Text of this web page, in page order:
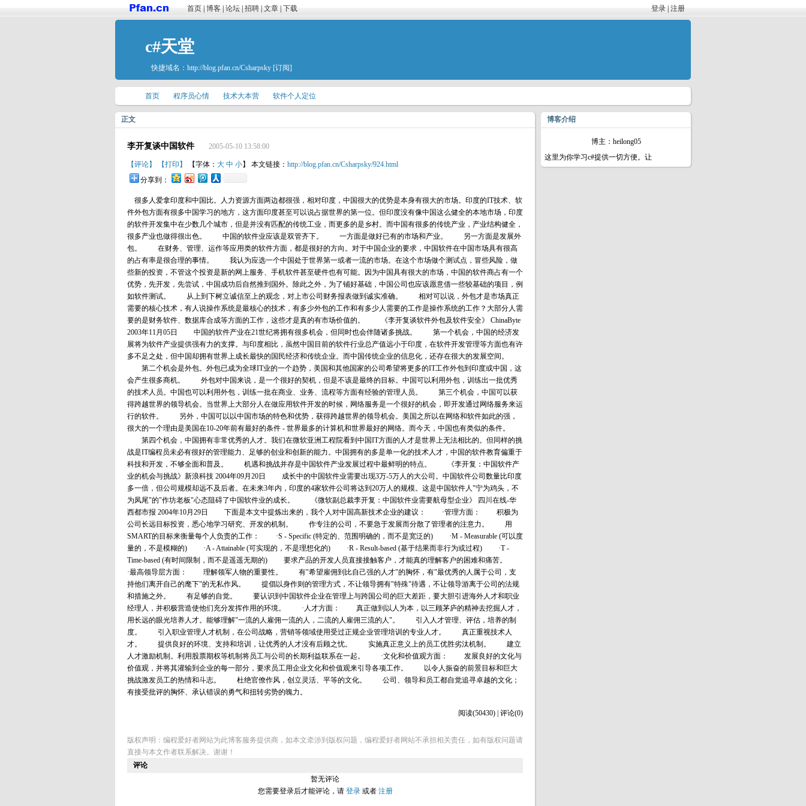
登录 注册
首页 博客 论坛 招聘 文章 下载
c#天堂
快捷域名： http://blog.pfan.cn/Csharpsky [订阅]
首页 程序员心情 技术大本营 软件个人定位
博客介绍
博主：heilong05
这里为你学习c#提供一切方便。让
正文
李开复谈中国软件 2005-05-10 13:58:00
【评论】 【打印】 【字体： 大 中 小】 本文链接： http://blog.pfan.cn/Csharpsky/924.html
分享到：
很多人爱拿印度和中国比。人力资源方面两边都很强，相对印度，中国很大的优势是本身有很大的市场。印度的IT技术、软
件外包方面有很多中国学习的地方，这方面印度甚至可以说占据世界的第一位。但印度没有像中国这么健全的本地市场，印度
的软件开发集中在少数几个城市，但是并没有匹配的传统工业，而更多的是乡村。而中国有很多的传统产业，产业结构健全，
很多产业也做得很出色。 中国的软件业应该是双管齐下。 一方面是做好已有的市场和产业。 另一方面是发展外
包。 在财务、管理、运作等应用类的软件方面，都是很好的方向。对于中国企业的要求，中国软件在中国市场具有很高
的占有率是很合理的事情。 我认为应选一个中国处于世界第一或者一流的市场。在这个市场做个测试点，冒些风险，做
些新的投资，不管这个投资是新的网上服务、手机软件甚至硬件也有可能。因为中国具有很大的市场，中国的软件商占有一个
优势，先开发，先尝试，中国成功后自然推到国外。除此之外，为了铺好基础，中国公司也应该愿意借一些较基础的项目，例
如软件测试。 从上到下树立诚信至上的观念，对上市公司财务报表做到诚实准确。 相对可以说，外包才是市场真正
需要的核心技术，有人说操作系统是最核心的技术，有多少外包的工作和有多少人需要的工作是操作系统的工作？大部分人需
要的是财务软件、数据库合成等方面的工作，这些才是真的有市场价值的。 《李开复谈软件外包及软件安全》 ChinaByte
2003年11月05日 中国的软件产业在21世纪将拥有很多机会，但同时也会伴随诸多挑战。 第一个机会，中国的经济发
展将为软件产业提供强有力的支撑。与印度相比，虽然中国目前的软件行业总产值远小于印度，在软件开发管理等方面也有许
多不足之处，但中国却拥有世界上成长最快的国民经济和传统企业。而中国传统企业的信息化，还存在很大的发展空间。
第二个机会是外包。外包已成为全球IT业的一个趋势，美国和其他国家的公司希望将更多的IT工作外包到印度或中国，这
会产生很多商机。 外包对中国来说，是一个很好的契机，但是不该是最终的目标。中国可以利用外包，训练出一批优秀
的技术人员。中国也可以利用外包，训练一批在商业、业务、流程等方面有经验的管理人员。 第三个机会，中国可以获
得跨越世界的领导机会。当世界上大部分人在做应用软件开发的时候，网络服务是一个很好的机会，即开发通过网络服务来运
行的软件。 另外，中国可以以中国市场的特色和优势，获得跨越世界的领导机会。美国之所以在网络和软件如此的强，
很大的一个理由是美国在10-20年前有最好的条件 - 世界最多的计算机和世界最好的网络。而今天，中国也有类似的条件。
第四个机会，中国拥有非常优秀的人才。我们在微软亚洲工程院看到中国IT方面的人才是世界上无法相比的。但同样的挑
战是IT编程员未必有很好的管理能力、足够的创业和创新的能力。中国拥有的多是单一化的技术人才，中国的软件教育偏重于
科技和开发，不够全面和普及。 机遇和挑战并存是中国软件产业发展过程中最鲜明的特点。 《李开复：中国软件产
业的机会与挑战》新浪科技 2004年09月20日 成长中的中国软件业需要出现3万-5万人的大公司。中国软件公司数量比印度
多一倍，但公司规模却远不及后者。在未来3年内，印度的4家软件公司将达到20万人的规模。这是中国软件人"宁为鸡头，不
为凤尾"的"作坊老板"心态阻碍了中国软件业的成长。 《微软副总裁李开复：中国软件业需要航母型企业》 四川在线-华
西都市报 2004年10月29日 下面是本文中提炼出来的，我个人对中国高新技术企业的建议： ·管理方面： 积极为
公司长远目标投资，悉心地学习研究、开发的机制。 作专注的公司，不要急于发展而分散了管理者的注意力。 用
SMART的目标来衡量每个人负责的工作： ·S - Specific (特定的、范围明确的，而不是宽泛的) ·M - Measurable (可以度
量的，不是模糊的) ·A - Attainable (可实现的，不是理想化的) ·R - Result-based (基于结果而非行为或过程) ·T -
Time-based (有时间限制，而不是遥遥无期的) 要求产品的开发人员直接接触客户，才能真的理解客户的困难和痛苦。
·最高领导层方面： 理解领军人物的重要性。 有"希望雇佣到比自己强的人才"的胸怀，有"最优秀的人属于公司，支
持他们离开自己的麾下"的无私作风。 提倡以身作则的管理方式，不让领导拥有"特殊"待遇，不让领导游离于公司的法规
和措施之外。 有足够的自觉。 要认识到中国软件企业在管理上与跨国公司的巨大差距，要大胆引进海外人才和职业
经理人，并积极营造使他们充分发挥作用的环境。 ·人才方面： 真正做到以人为本，以三顾茅庐的精神去挖掘人才，
用长远的眼光培养人才。能够理解"一流的人雇佣一流的人，二流的人雇佣三流的人"。 引入人才管理、评估，培养的制
度。 引入职业管理人才机制，在公司战略，营销等领域使用受过正规企业管理培训的专业人才。 真正重视技术人
才。 提供良好的环境、支持和培训，让优秀的人才没有后顾之忧。 实施真正意义上的员工优胜劣汰机制。 建立
人才激励机制。利用股票期权等机制将员工与公司的长期利益联系在一起。 ·文化和价值观方面： 发展良好的文化与
价值观，并将其灌输到企业的每一部分，要求员工用企业文化和价值观来引导各项工作。 以令人振奋的前景目标和巨大
挑战激发员工的热情和斗志。 杜绝官僚作风，创立灵活、平等的文化。 公司、领导和员工都自觉追寻卓越的文化；
有接受批评的胸怀、承认错误的勇气和扭转劣势的魄力。
阅读(50430) | 评论(0)
版权声明：编程爱好者网站为此博客服务提供商，如本文牵涉到版权问题，编程爱好者网站不承担相关责任，如有版权问题请
直接与本文作者联系解决。谢谢！
评论
暂无评论
您需要登录后才能评论，请 登录或者 注册